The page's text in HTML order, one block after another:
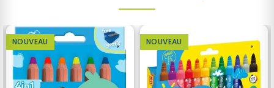
NOUVEAU NOUVEAU